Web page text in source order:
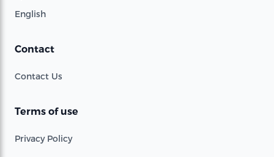
English
Contact
Contact Us
Terms of use
Privacy Policy